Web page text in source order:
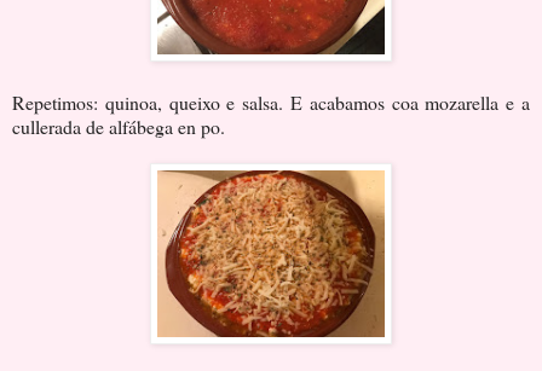
Repetimos: quinoa, queixo e salsa. E acabamos coa mozarella e a
cullerada de alfábega en po.